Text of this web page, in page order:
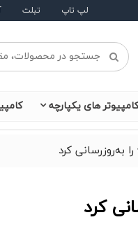
لپ تاپ تبلت
کامپیوتر های یکپارچه